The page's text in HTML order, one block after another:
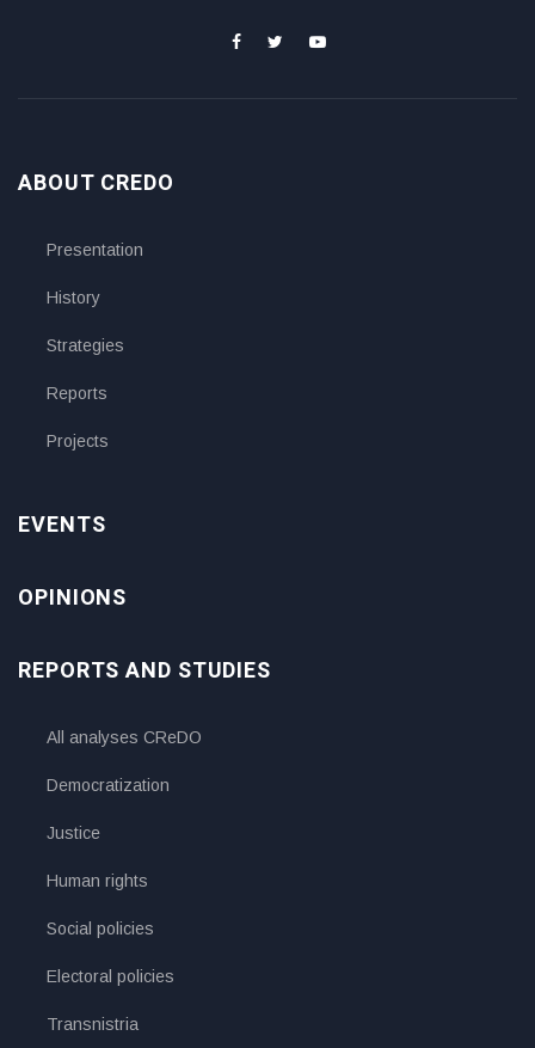
ABOUT CREDO
Presentation
History
Strategies
Reports
Projects
EVENTS
OPINIONS
REPORTS AND STUDIES
All analyses CReDO
Democratization
Justice
Human rights
Social policies
Electoral policies
Transnistria